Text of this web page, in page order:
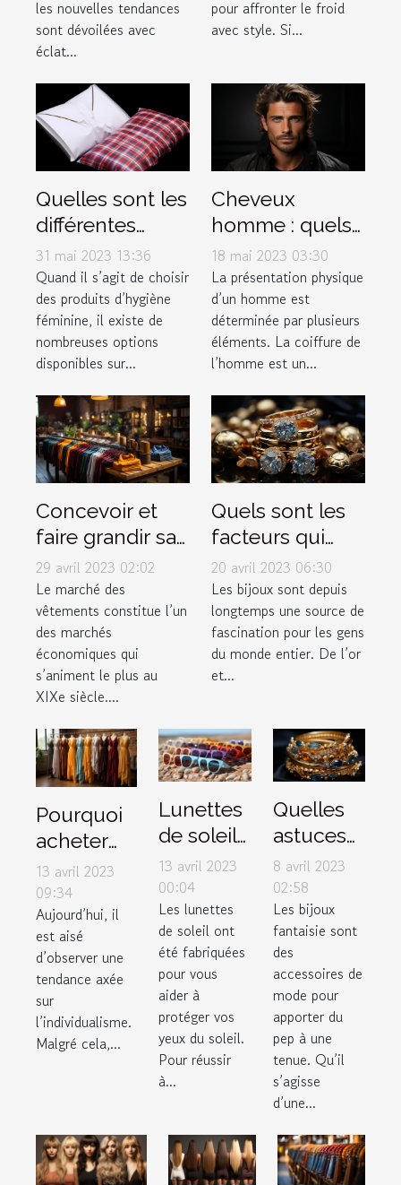
les nouvelles tendances
sont dévoilées avec
éclat...
d'hiver
pour affronter le froid
avec style. Si...
Quelles sont les
différentes
options de
serviettes
hygiéniques
disponibles sur
le marché pour
31 mai 2023 13:36
Quand il s’agit de choisir
des produits d’hygiène
féminine, il existe de
nombreuses options
disponibles sur...
Cheveux
homme : quels
sont les
différents types
de dégradé ?
18 mai 2023 03:30
La présentation physique
d’un homme est
déterminée par plusieurs
éléments. La coiffure de
l’homme est un...
Concevoir et
faire grandir sa
marque de
vêtement
29 avril 2023 02:02
Le marché des
vêtements constitue l’un
des marchés
économiques qui
s’animent le plus au
XIXe siècle....
Quels sont les
facteurs qui
déterminent la
valeur d'un
bijou ?
20 avril 2023 06:30
Les bijoux sont depuis
longtemps une source de
fascination pour les gens
du monde entier. De l’or
et...
Pourquoi
acheter
des
vêtements
dans une
boutique
de couple
?
13 avril 2023
09:34
Aujourd’hui, il
est aisé
d’observer une
tendance axée
sur
l’individualisme.
Malgré cela,...
Lunettes
de soleil :
3 critères
pour
faire de
bon
choix
13 avril 2023
00:04
Les lunettes
de soleil ont
été fabriquées
pour vous
aider à
protéger vos
yeux du soleil.
Pour réussir
à...
Quelles
astuces
pour un
bon
choix de
bijoux
fantaisie
?
8 avril 2023
02:58
Les bijoux
fantaisie sont
des
accessoires de
mode pour
apporter du
pep à une
tenue. Qu’il
s’agisse
d’une...